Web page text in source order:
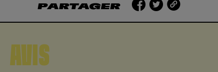
PARTAGER
AVIS